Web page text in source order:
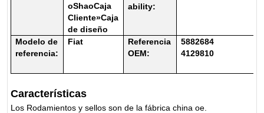
oShaoCaja
Cliente»Caja
de diseño
ability:
Modelo de
referencia:
Fiat
Referencia
OEM:
5882684
4129810
Características
Los Rodamientos y sellos son de la fábrica china oe.